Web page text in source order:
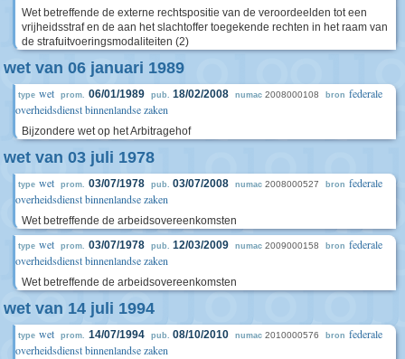
Wet betreffende de externe rechtspositie van de veroordeelden tot een
vrijheidsstraf en de aan het slachtoffer toegekende rechten in het raam van
de strafuitvoeringsmodaliteiten (2)
wet van 06 januari 1989
type wet prom. 06/01/1989 pub. 18/02/2008 numac 2008000108 bron federale
overheidsdienst binnenlandse zaken
Bijzondere wet op het Arbitragehof
wet van 03 juli 1978
type wet prom. 03/07/1978 pub. 03/07/2008 numac 2008000527 bron federale
overheidsdienst binnenlandse zaken
Wet betreffende de arbeidsovereenkomsten
type wet prom. 03/07/1978 pub. 12/03/2009 numac 2009000158 bron federale
overheidsdienst binnenlandse zaken
Wet betreffende de arbeidsovereenkomsten
wet van 14 juli 1994
type wet prom. 14/07/1994 pub. 08/10/2010 numac 2010000576 bron federale
overheidsdienst binnenlandse zaken